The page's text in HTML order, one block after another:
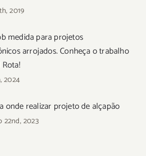
2019
medida para projetos
arrojados. Conheça o trabalho
2024
onde realizar projeto de alçapão
22nd, 2023